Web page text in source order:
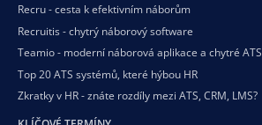
Recru - cesta k efektivním náborům
Recruitis - chytrý náborový software
Teamio - moderní náborová aplikace a chytré ATS
Top 20 ATS systémů, které hýbou HR
Zkratky v HR - znáte rozdíly mezi ATS, CRM, LMS?